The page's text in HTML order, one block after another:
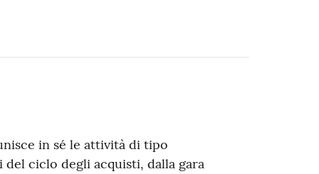
in sé le attività di tipo
ciclo degli acquisti, dalla gara